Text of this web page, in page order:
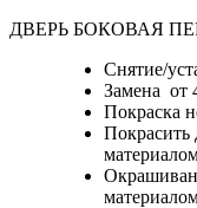
ДВЕРЬ БОКОВАЯ
Снятие/
Замена от
Покраска
Покрасить